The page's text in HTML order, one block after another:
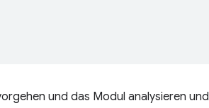
und das Modul analysieren und